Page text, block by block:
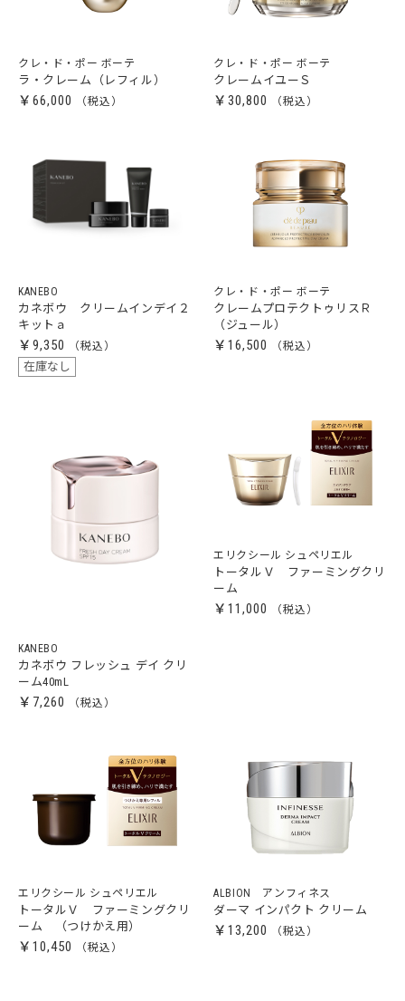
クレ・ド・ポー ボーテ
ラ・クレーム（レフィル）
￥66,000
クレ・ド・ポー ボーテ
クレームイユーＳ
￥30,800
KANEBO
カネボウ クリームインデイ２
キットａ
￥9,350
在庫なし
クレ・ド・ポー ボーテ
クレームプロテクトゥリスＲ
（ジュール）
￥16,500
KANEBO
カネボウ フレッシュ デイ クリ
ーム40mL
￥7,260
エリクシール シュペリエル
トータルＶ ファーミングクリ
ーム
￥11,000
エリクシール シュペリエル
トータルＶ ファーミングクリ
ーム （つけかえ用）
￥10,450
ALBION アンフィネス
ダーマ インパクト クリーム
￥13,200